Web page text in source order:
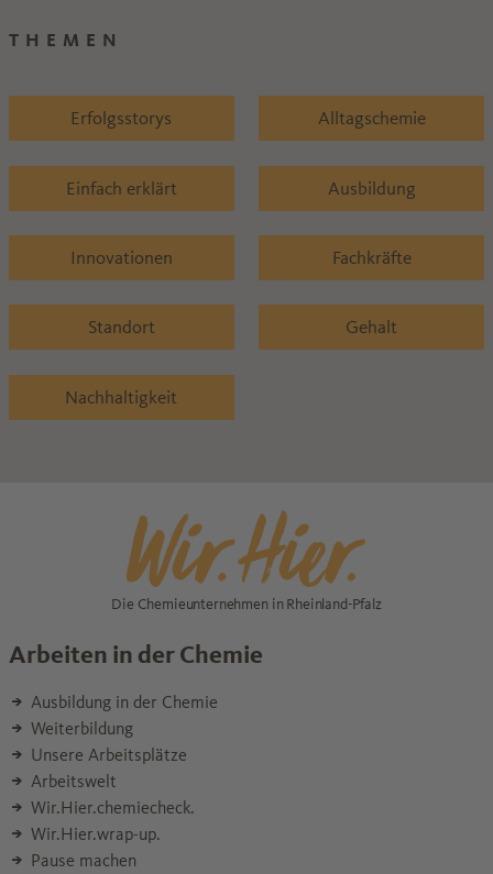
THEMEN
Erfolgsstorys Alltagschemie
Einfach erklärt Ausbildung
Innovationen Fachkräfte
Standort Gehalt
Nachhaltigkeit
Die Chemieunternehmen in Rheinland-Pfalz
Arbeiten in der Chemie
Ausbildung in der Chemie
Weiterbildung
Unsere Arbeitsplätze
Arbeitswelt
Wir.Hier.chemiecheck.
Wir.Hier.wrap-up.
Pause machen